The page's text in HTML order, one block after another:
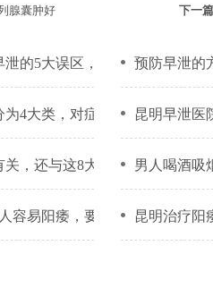
腺囊肿好 下一篇
的5大误区，很多人都中招了
预防早泄的
4大类，对症治疗很关键！
昆明早泄医
，还与这8大因素有关！男人喝酒吸
容易阳痿，要小心预防！昆明治疗阳